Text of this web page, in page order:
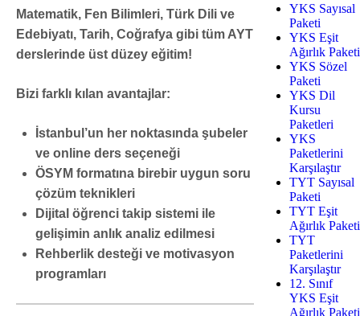
Matematik, Fen Bilimleri, Türk Dili ve
Edebiyatı, Tarih, Coğrafya gibi tüm AYT
derslerinde üst düzey eğitim!
Bizi farklı kılan avantajlar:
İstanbul’un her noktasında şubeler
ve online ders seçeneği
ÖSYM formatına birebir uygun soru
çözüm teknikleri
Dijital öğrenci takip sistemi ile
gelişimin anlık analiz edilmesi
Rehberlik desteği ve motivasyon
programları
YKS Sayısal
Paketi
YKS Eşit
Ağırlık Paketi
YKS Sözel
Paketi
YKS Dil
Kursu
Paketleri
YKS
Paketlerini
Karşılaştır
TYT Sayısal
Paketi
TYT Eşit
Ağırlık Paketi
TYT
Paketlerini
Karşılaştır
12. Sınıf
YKS Eşit
Ağırlık Paketi